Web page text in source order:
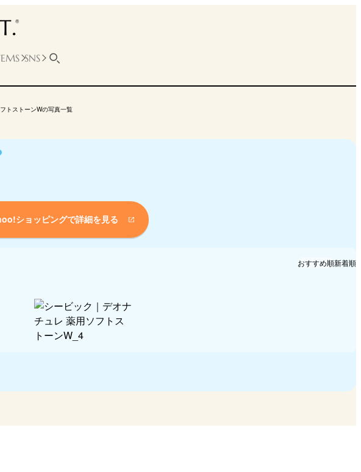
SNS
トストーンWの写真一覧
ショッピングで詳細を見る
おすすめ順新着順